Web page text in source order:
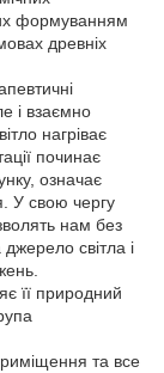
формуванням
древніх
і взаємно
нагріває
починає
означає
У свою чергу
нам без
світла і
її природний
та все